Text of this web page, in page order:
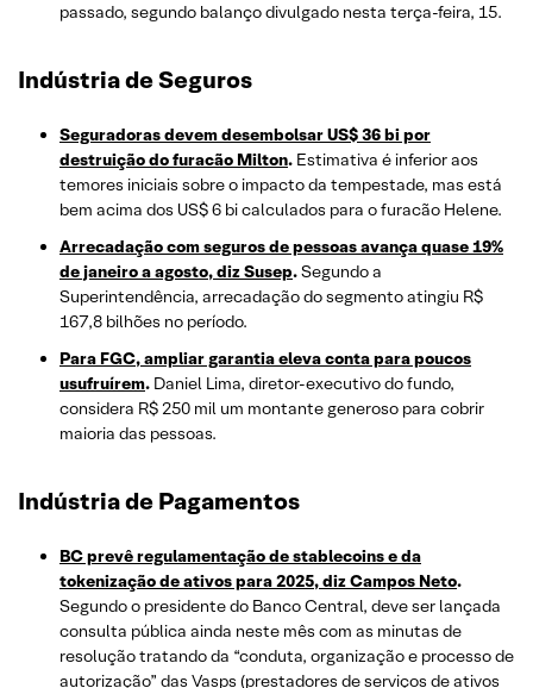
passado, segundo balanço divulgado nesta terça-feira, 15.
Indústria de Seguros
Seguradoras devem desembolsar US$ 36 bi por
destruição do furacão Milton. Estimativa é inferior aos
temores iniciais sobre o impacto da tempestade, mas está
bem acima dos US$ 6 bi calculados para o furacão Helene.
Arrecadação com seguros de pessoas avança quase 19%
de janeiro a agosto, diz Susep.Segundo a
Superintendência, arrecadação do segmento atingiu R$
167,8 bilhões no período.
Para FGC, ampliar garantia eleva conta para poucos
usufruírem. Daniel Lima, diretor-executivo do fundo,
considera R$ 250 mil um montante generoso para cobrir
maioria das pessoas.
Indústria de Pagamentos
BC prevê regulamentação de stablecoins e da
tokenização de ativos para 2025, diz Campos Neto.
Segundo o presidente do Banco Central, deve ser lançada
consulta pública ainda neste mês com as minutas de
resolução tratando da “conduta, organização e processo de
autorização” das Vasps (prestadores de serviços de ativos